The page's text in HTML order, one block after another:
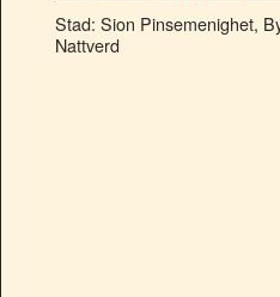
Stad: Sion Pinsemenighet,
Nattverd